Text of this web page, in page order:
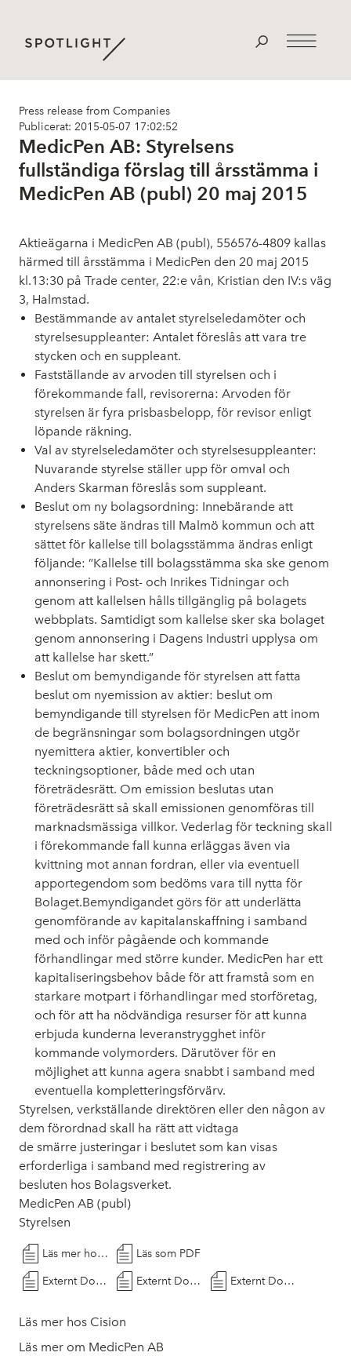
Press release from Companies
Publicerat: 2015-05-07 17:02:52
MedicPen AB: Styrelsens
fullständiga förslag till årsstämma i
MedicPen AB (publ) 20 maj 2015
Aktieägarna i MedicPen AB (publ), 556576-4809 kallas
härmed till årsstämma i MedicPen den 20 maj 2015
kl.13:30 på Trade center, 22:e vån, Kristian den IV:s väg
3, Halmstad.
Bestämmande av antalet styrelseledamöter och
styrelsesuppleanter: Antalet föreslås att vara tre
stycken och en suppleant.
Fastställande av arvoden till styrelsen och i
förekommande fall, revisorerna: Arvoden för
styrelsen är fyra prisbasbelopp, för revisor enligt
löpande räkning.
Val av styrelseledamöter och styrelsesuppleanter:
Nuvarande styrelse ställer upp för omval och
Anders Skarman föreslås som suppleant.
Beslut om ny bolagsordning: Innebärande att
styrelsens säte ändras till Malmö kommun och att
sättet för kallelse till bolagsstämma ändras enligt
följande: ”Kallelse till bolagsstämma ska ske genom
annonsering i Post- och Inrikes Tidningar och
genom att kallelsen hålls tillgänglig på bolagets
webbplats. Samtidigt som kallelse sker ska bolaget
genom annonsering i Dagens Industri upplysa om
att kallelse har skett.”
Beslut om bemyndigande för styrelsen att fatta
beslut om nyemission av aktier: beslut om
bemyndigande till styrelsen för MedicPen att inom
de begränsningar som bolagsordningen utgör
nyemittera aktier, konvertibler och
teckningsoptioner, både med och utan
företrädesrätt. Om emission beslutas utan
företrädesrätt så skall emissionen genomföras till
marknadsmässiga villkor. Vederlag för teckning skall
i förekommande fall kunna erläggas även via
kvittning mot annan fordran, eller via eventuell
apportegendom som bedöms vara till nytta för
Bolaget.Bemyndigandet görs för att underlätta
genomförande av kapitalanskaffning i samband
med och inför pågående och kommande
förhandlingar med större kunder. MedicPen har ett
kapitaliseringsbehov både för att framstå som en
starkare motpart i förhandlingar med storföretag,
och för att ha nödvändiga resurser för att kunna
erbjuda kunderna leveranstrygghet inför
kommande volymorders. Därutöver för en
möjlighet att kunna agera snabbt i samband med
eventuella kompletteringsförvärv.
Styrelsen, verkställande direktören eller den någon av
dem förordnad skall ha rätt att vidtaga
de smärre justeringar i beslutet som kan visas
erforderliga i samband med registrering av
besluten hos Bolagsverket.
MedicPen AB (publ)
Styrelsen
Läs mer hos Cision Läs som PDF
Externt Dokument Externt Dokument Externt Dokument
Läs mer hos Cision
Läs mer om MedicPen AB